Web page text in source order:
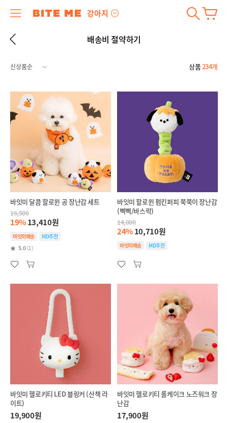
강아지
배송비 절약하기
상품234개
바잇미 달콤 할로윈 공 장난감 세트
16,500
19%13,410원
바잇미배송
MD추천
5.0 (1)
바잇미 할로윈 펌킨퍼피 쭉쭉이 장난감
(삑삑/바스락)
14,000
24%10,710원
바잇미배송 MD추천
바잇미 헬로키티 LED 블링커 (산책 라
이트)
19,900원
바잇미 헬로키티 롤케이크 노즈워크 장
난감
17,900원